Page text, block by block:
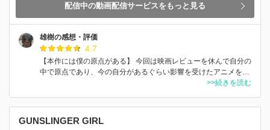
配信中の動画配信サービスをもっと見る
雄樹の感想・評価
4.7
【本作には僕の原点がある】 今回は映画レビューを休んで自分の
中で原点であり、今の自分があるぐらい影響を受けたアニメを…
>>続きを読む
GUNSLINGER GIRL